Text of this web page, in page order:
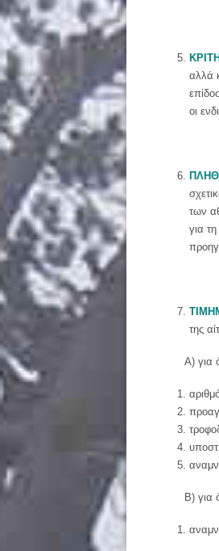
αλλά
οι
των
για
της
Α) για
Β) για